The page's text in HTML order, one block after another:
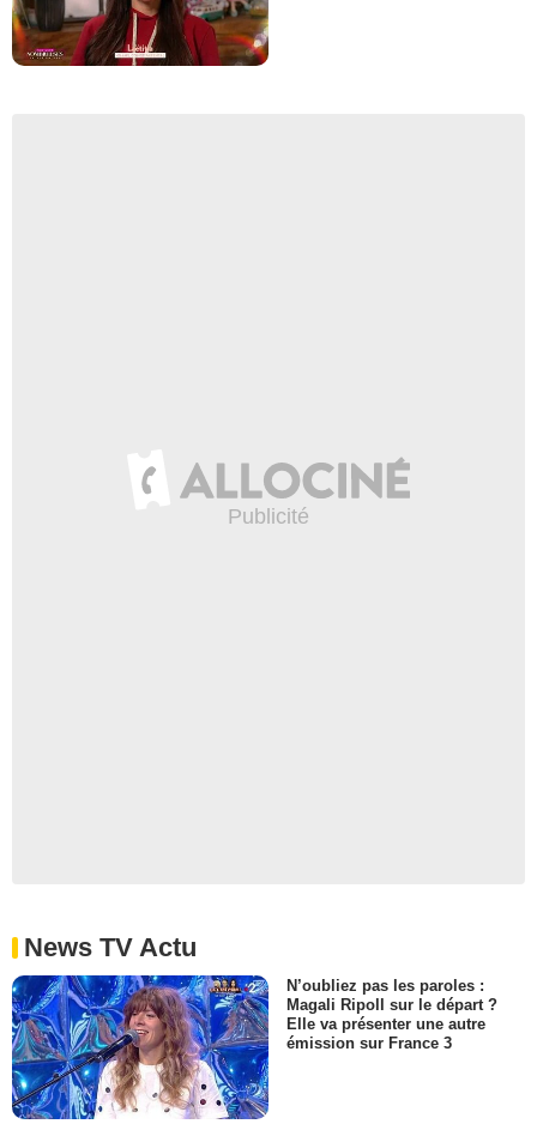
News TV Actu
N’oubliez pas les paroles :
Magali Ripoll sur le départ ?
Elle va présenter une autre
émission sur France 3